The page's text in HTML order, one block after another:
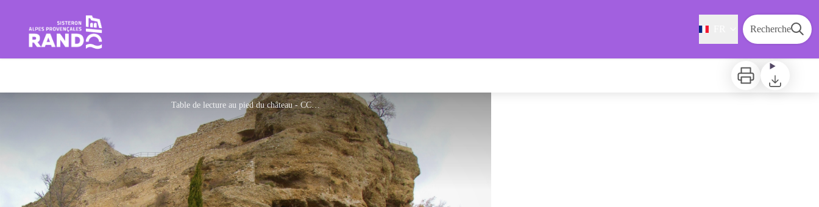
Rando Sisteron Buëch Baronnies Provençales Recherche
Imprimer Télécharger
Table de lecture au pied du château - CCSB